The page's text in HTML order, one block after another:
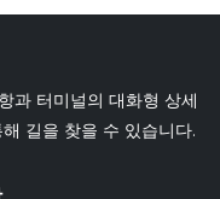
터미널의 대화형 상세
길을 찾을 수 있습니다.